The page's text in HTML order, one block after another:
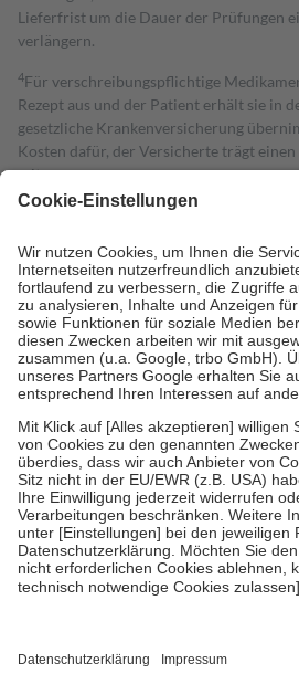
Lieferfrist um die Dauer der Prüfungen
verlängern.
4Für verschreibungspflichtige
Rezept aus und der Patient erhält sie in
gesetzliche Krankenversicherung
Kosten dafür, der Versicherte trägt
mit.
Grundsätzlich leisten Mitglieder
höchstens zehn Euro.
Es sind jedoch nie
Kosten der Leistung zu entrichten.
Diese Regeln gelten grundsätzlich auch
Bei Heilmitteln und häuslicher
Zuzahlung zehn Prozent der Kosten
Verordnung.
Um das Engagement der Versicherten für
stärken und die besondere Stellung der
fallenkeine Zuzahlungenan bei:
• Kindern und Jugendlichen bis zum
mit Ausnahme der Fahrkosten
• Untersuchungen zur Vorsorge und
GKV getragen werden
• empfohlenen Schutzimpfungen
• Harn- und Blutteststreifen
getroffen, um sicherzustellen, dass es